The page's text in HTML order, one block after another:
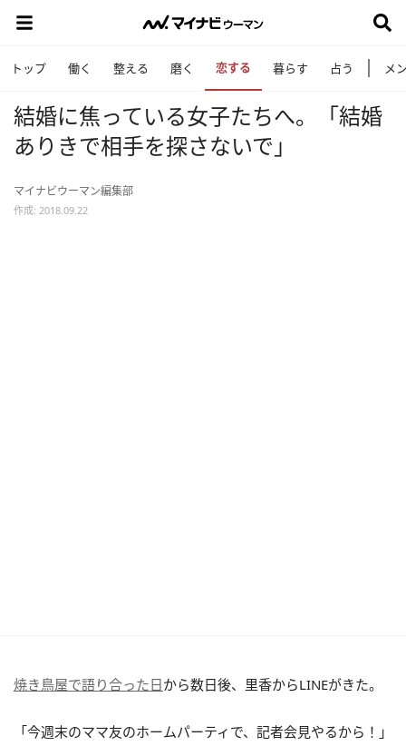
トップ 働く 整える 磨く 恋する 暮らす 占う メ
結婚に焦っている女子たちへ。「結婚
ありきで相手を探さないで」
マイナビウーマン編集部
作成: 2018.09.22
焼き鳥屋で語り合った日から数日後、里香からLINEがきた。
「今週末のママ友のホームパーティで、記者会見やるから！」